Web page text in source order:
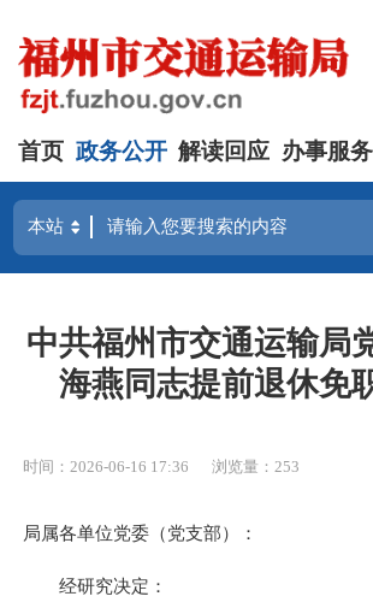
首页 政务公开 解读回应 办事服务
中共福州市交通运输局
海燕同志提前退休免
时间：2026-06-16 17:36 浏览量：253
局属各单位党委（党支部）：
经研究决定：